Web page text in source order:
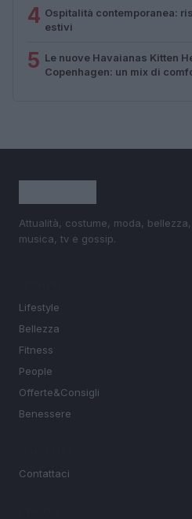
4 Ospitalità contemporanea:
estivi
5 Le nuove Havaianas Kitten
Copenhagen: un mix di
Attualità, costume, moda,
musica, tv e gossip.
Lifestyle
Bellezza
Fitness
People
Offerte&Consigli
Benessere
Contattaci